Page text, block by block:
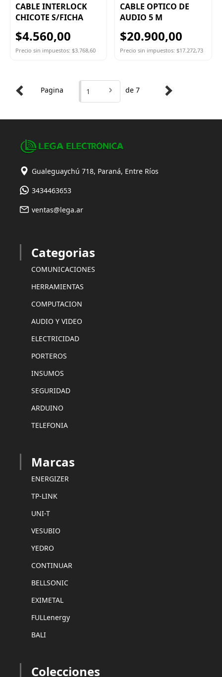
CABLE INTERLOCK
CHICOTE S/FICHA
$4.560,00
Precio sin impuestos: $3.768,60
CABLE OPTICO DE
AUDIO 5 M
$20.900,00
Precio sin impuestos: $17.272,73
Pagina 1 de 7
Gualeguaychú 718, Paraná, Entre Ríos
3434463653
ventas@lega.ar
Categorias
COMUNICACIONES
HERRAMIENTAS
COMPUTACION
AUDIO Y VIDEO
ELECTRICIDAD
PORTEROS
INSUMOS
SEGURIDAD
ARDUINO
TELEFONIA
Marcas
ENERGIZER
TP-LINK
UNI-T
VESUBIO
YEDRO
CONTINUAR
BELLSONIC
EXIMETAL
FULLenergy
BALI
Colecciones